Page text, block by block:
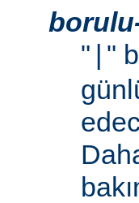
" "